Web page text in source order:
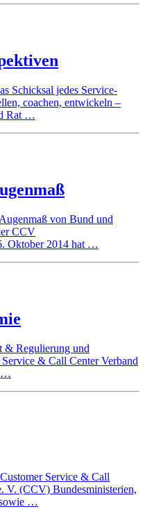
Schicksal jedes Service-
coachen, entwickeln –
Rat …
von Bund und
CCV
Oktober 2014 hat …
& Regulierung und
& Call Center Verband
…
Service & Call
V. (CCV) Bundesministerien,
sowie …